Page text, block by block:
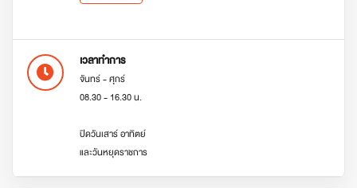
เวลาทำการ
จันทร์ - ศุกร์
08.30 - 16.30 น.
ปิดวันเสาร์ อาทิตย์
และวันหยุดราชการ